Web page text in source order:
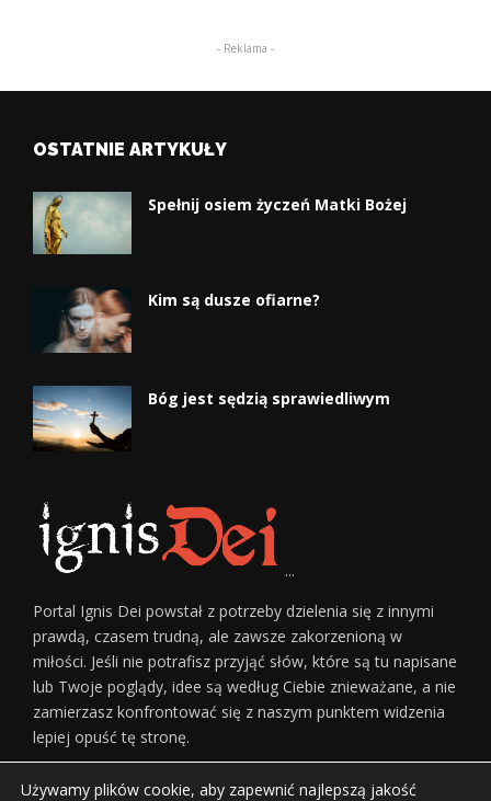
- Reklama -
OSTATNIE ARTYKUŁY
Spełnij osiem życzeń Matki Bożej
Kim są dusze ofiarne?
Bóg jest sędzią sprawiedliwym
...
Portal Ignis Dei powstał z potrzeby dzielenia się z innymi
prawdą, czasem trudną, ale zawsze zakorzenioną w
miłości. Jeśli nie potrafisz przyjąć słów, które są tu napisane
lub Twoje poglądy, idee są według Ciebie znieważane, a nie
zamierzasz konfrontować się z naszym punktem widzenia
lepiej opuść tę stronę.
Używamy plików cookie, aby zapewnić najlepszą jakość